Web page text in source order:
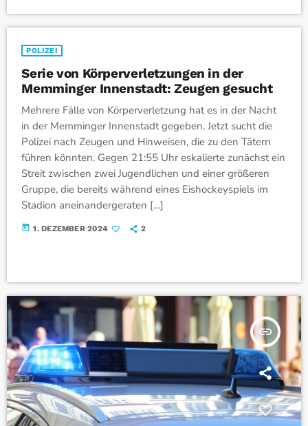
POLIZEI
Serie von Körperverletzungen in der
Memminger Innenstadt: Zeugen gesucht
Mehrere Fälle von Körperverletzung hat es in der Nacht
in der Memminger Innenstadt gegeben. Jetzt sucht die
Polizei nach Zeugen und Hinweisen, die zu den Tätern
führen könnten. Gegen 21:55 Uhr eskalierte zunächst ein
Streit zwischen zwei Jugendlichen und einer größeren
Gruppe, die bereits während eines Eishockeyspiels im
Stadion aneinandergeraten […]
today 1. DEZEMBER 2024 2
insert_link